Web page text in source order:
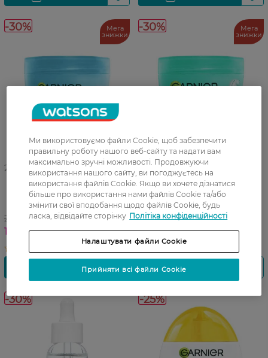
-30% Мега
знижки
27 07 - 09 08
Увлажняющий крем-сорбет
Garnier Hyaluron Fresh &
Plump Hydrating Sorbet
Cream С гиалуроновой
свежести и упругости коже
лица 85 г
259,99 ГРН
181,99 ГРН
-30% Мега
знижки
27 07 - 09 08
Зволожувальний крем-
сорбет Garnier Salicylic
Fresh & Matte Hydrating
Sorbet Cream Із
надання свіжості та
матування шкіри обличчя
85 г
259,99 ГРН
181,99 ГРН
-30% -25%
Ми використовуємо файли Cookie, щоб забезпечити
правильну роботу нашого веб-сайту та надати вам
максимально зручні можливості. Продовжуючи
використання нашого сайту, ви погоджуєтесь на
використання файлів Cookie. Якщо ви хочете дізнатися
більше про використання нами файлів Cookie та/або
змінити свої вподобання щодо файлів Cookie, будь
ласка, відвідайте сторінку Політіка конфіденційності
Налаштувати файли Cookie
Прийняти всі файли Cookie